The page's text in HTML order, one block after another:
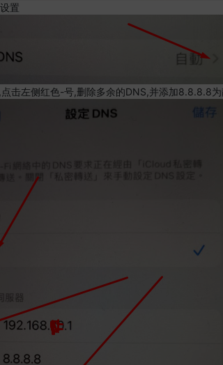
置
击左侧红色-号,删除多余的DNS,并添加8.8.8.8